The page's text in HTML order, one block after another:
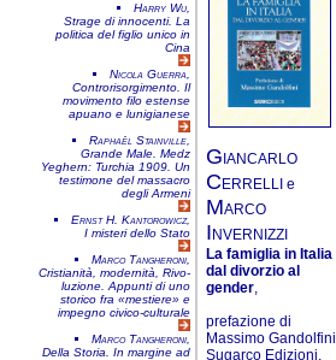
Harry Wu,
Strage di innocenti. La
politica del figlio unico in
Cina
Nicola Guerra,
Controrisorgimento. Il
movimento filo estense
apuano e lunigianese
Raphaël Stainville,
Grande Male. Medz
Yeghern: Turchia 1909. Un
testimone del massacro
degli Armeni
Ernst H. Kantorowicz,
I misteri dello Stato
Marco Tangheroni,
Cri­stia­nità, moder­nità, Rivo­
lu­zione. Appun­ti di uno
storico fra «mestiere» e
impegno civico-culturale
Marco Tangheroni,
Della Storia. In margine ad
GIANCARLO
CERRELLI e
MARCO
INVERNIZZI
La famiglia in Italia
dal divorzio al
gender
prefazione di
Massimo Gandolfini,
Sugarco Edizioni,